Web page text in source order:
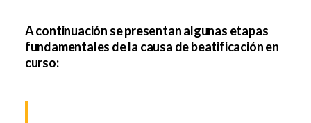
A continuación se presentan algunas etapas
fundamentales de la causa de beatificación en
curso: